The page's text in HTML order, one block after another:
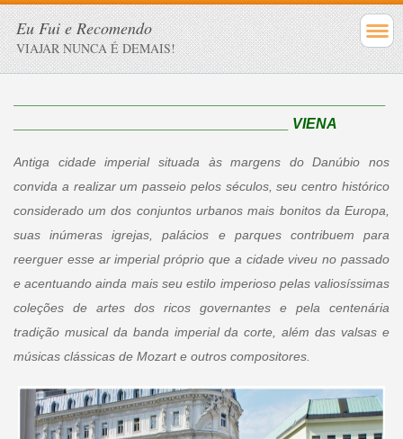
Eu Fui e Recomendo
VIAJAR NUNCA É DEMAIS!
__________________________________ VIENA
Antiga cidade imperial situada às margens do Danúbio nos
convida a realizar um passeio pelos séculos, seu centro histórico
considerado um dos conjuntos urbanos mais bonitos da Europa,
suas inúmeras igrejas, palácios e parques contribuem para
reerguer esse ar imperial próprio que a cidade viveu no passado
e acentuando ainda mais seu estilo imperioso pelas valiosíssimas
coleções de artes dos ricos governantes e pela centenária
tradição musical da banda imperial da corte, além das valsas e
músicas clássicas de Mozart e outros compositores.